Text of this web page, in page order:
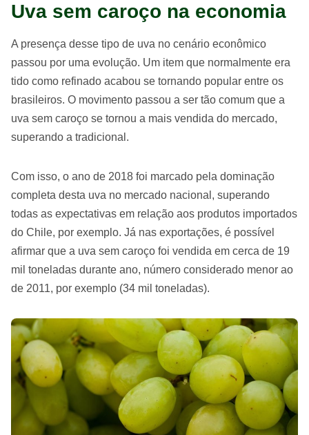
Uva sem caroço na economia
A presença desse tipo de uva no cenário econômico
passou por uma evolução. Um item que normalmente era
tido como refinado acabou se tornando popular entre os
brasileiros. O movimento passou a ser tão comum que a
uva sem caroço se tornou a mais vendida do mercado,
superando a tradicional.
Com isso, o ano de 2018 foi marcado pela dominação
completa desta uva no mercado nacional, superando
todas as expectativas em relação aos produtos importados
do Chile, por exemplo. Já nas exportações, é possível
afirmar que a uva sem caroço foi vendida em cerca de 19
mil toneladas durante ano, número considerado menor ao
de 2011, por exemplo (34 mil toneladas).